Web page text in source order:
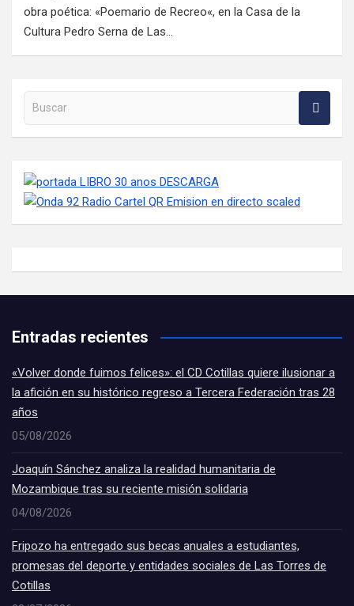
obra poética: «Poemario de Recreo«, en la Casa de la
Cultura Pedro Serna de Las…
Buscar en la web
Entradas recientes
«Volver donde fuimos felices»: el CD Cotillas quiere ilusionar a
la afición en su histórico regreso a Tercera Federación tras 28
años
05/08/2026
Joaquín Sánchez analiza la realidad humanitaria de
Mozambique tras su reciente misión solidaria
04/08/2026
Fripozo ha entregado sus becas anuales a estudiantes,
promesas del deporte y entidades sociales de Las Torres de
Cotillas